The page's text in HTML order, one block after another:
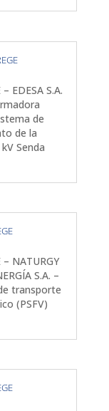
EDESA S.A.
de
de la
Senda
NATURGY
S.A. –
transporte
(PSFV)